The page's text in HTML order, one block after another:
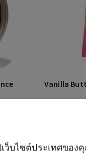
Vanilla
ว็บไซต์ประเทศของ